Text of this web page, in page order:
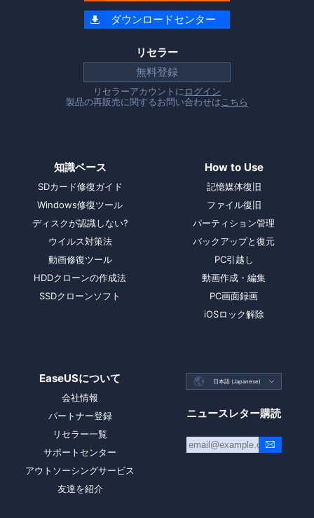
 ダウンロードセンター
リセラー
無料登録
リセラーアカウントに ログイン
製品の再販売に関するお問い合わせは こちら
知識ベース
SDカード修復ガイド
Windows修復ツール
ディスクが認識しない?
ウイルス対策法
動画修復ツール
HDDクローンの作成法
SSDクローンソフト
How to Use
記憶媒体復旧
ファイル復旧
パーティション管理
バックアップと復元
PC引越し
動画作成・編集
PC画面録画
iOSロック解除
EaseUSについて
会社情報
パートナー登録
リセラー一覧
サポートセンター
アウトソーシングサービス
友達を紹介
 日本語 (Japanese) 
ニュースレター購読